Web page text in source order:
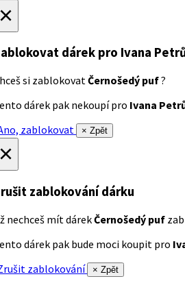
dárek pro Ivana
si zablokovatČernošedý puf?
dárek pak nekoupí pro Ivana
zablokovat
× Zpět
zablokování dárku
nechceš mít dárekČernošedý puf
dárek pak bude moci koupit pro
zablokování
× Zpět